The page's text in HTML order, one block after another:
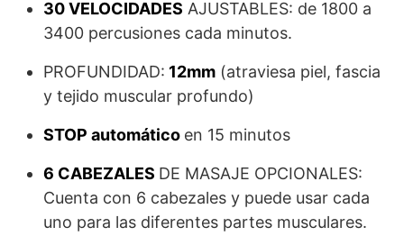
30 VELOCIDADES AJUSTABLES: de 1800 a
3400 percusiones cada minutos.
PROFUNDIDAD: 12mm (atraviesa piel, fascia
y tejido muscular profundo)
STOP automático en 15 minutos
6 CABEZALES DE MASAJE OPCIONALES:
Cuenta con 6 cabezales y puede usar cada
uno para las diferentes partes musculares.